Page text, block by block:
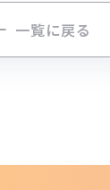
一覧に戻る